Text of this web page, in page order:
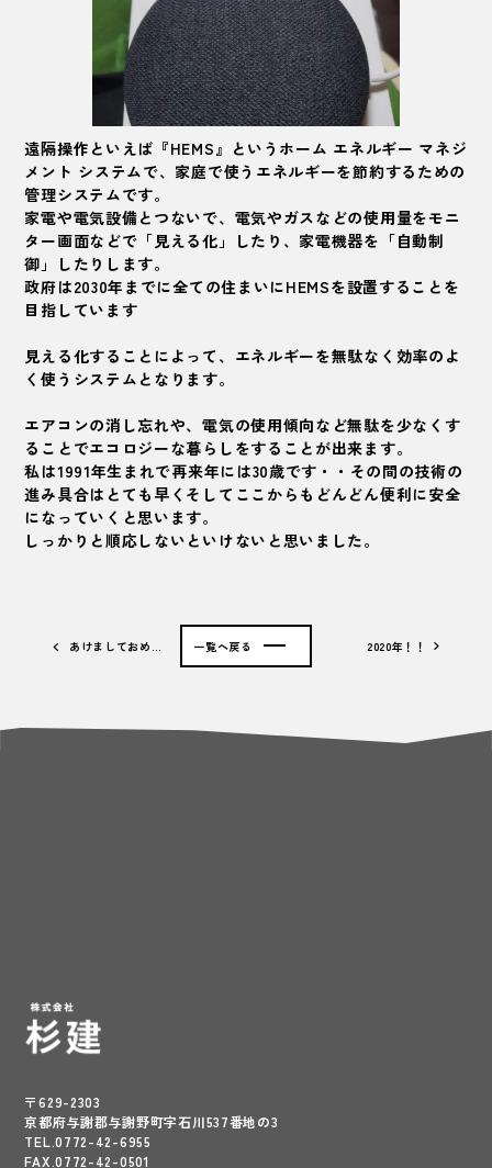
遠隔操作といえば『HEMS』という ホーム エネルギー マネジ
メント システムで、家庭で使うエネルギーを節約するための
管理システムです。
家電や電気設備とつないで、電気やガスなどの使用量をモニ
ター画面などで「見える化」したり、家電機器を「自動制
御」したりします。
政府は2030年までに全ての住まいにHEMSを設置することを
目指しています
見える化することによって、エネルギーを無駄なく効率のよ
く使うシステムとなります。
エアコンの消し忘れや、電気の使用傾向など無駄を少なくす
ることでエコロジーな暮らしをすることが出来ます。
私は1991年生まれで再来年には30歳です・・その間の技術の
進み具合はとても早くそしてここからもどんどん便利に安全
になっていくと思います。
しっかりと順応しないといけないと思いました。
あけましておめ… 2020年！！
一覧へ戻る
〒629-2303
京都府与謝郡与謝野町字石川537番地の3
TEL.0772-42-6955
FAX.0772-42-0501